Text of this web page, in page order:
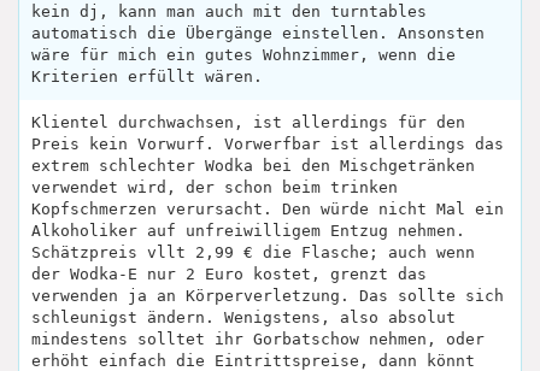
kein dj, kann man auch mit den turntables
automatisch die Übergänge einstellen. Ansonsten
wäre für mich ein gutes Wohnzimmer, wenn die
Kriterien erfüllt wären.
Klientel durchwachsen, ist allerdings für den
Preis kein Vorwurf. Vorwerfbar ist allerdings das
extrem schlechter Wodka bei den Mischgetränken
verwendet wird, der schon beim trinken
Kopfschmerzen verursacht. Den würde nicht Mal ein
Alkoholiker auf unfreiwilligem Entzug nehmen.
Schätzpreis vllt 2,99 € die Flasche; auch wenn
der Wodka-E nur 2 Euro kostet, grenzt das
verwenden ja an Körperverletzung. Das sollte sich
schleunigst ändern. Wenigstens, also absolut
mindestens solltet ihr Gorbatschow nehmen, oder
erhöht einfach die Eintrittspreise, dann könnt